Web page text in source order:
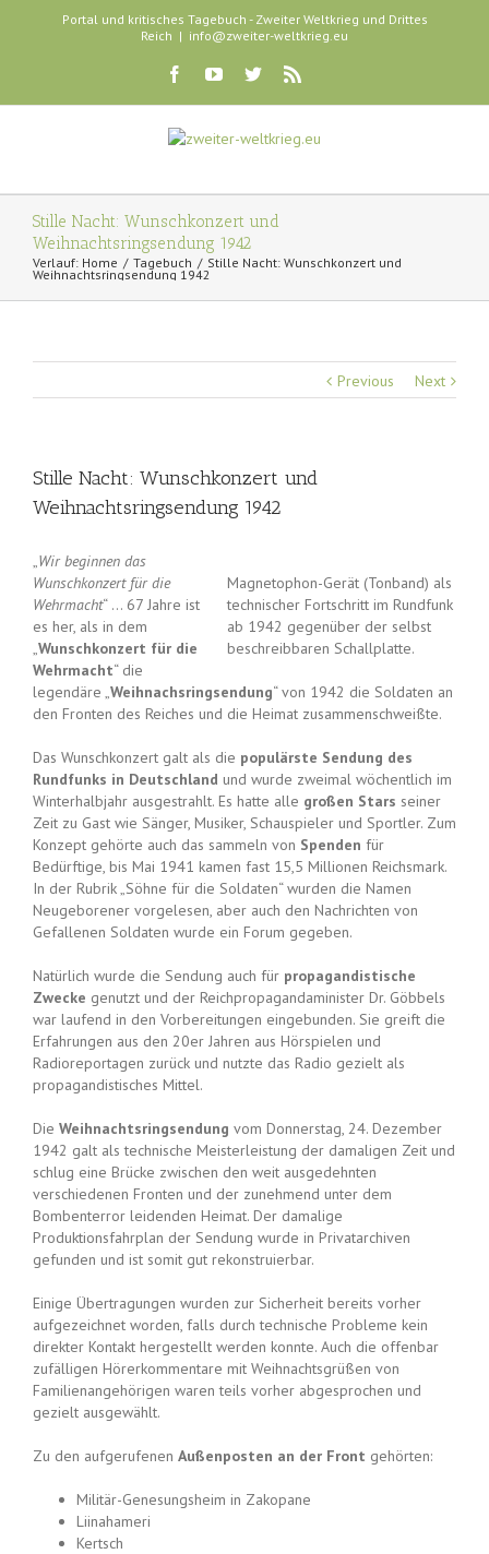
Portal und kritisches Tagebuch - Zweiter Weltkrieg und Drittes
Reich | info@zweiter-weltkrieg.eu
Stille Nacht: Wunschkonzert und
Weihnachtsringsendung 1942
Verlauf: Home Tagebuch Stille Nacht: Wunschkonzert und
Weihnachtsringsendung 1942
Previous Next
Stille Nacht: Wunschkonzert und
Weihnachtsringsendung 1942
Magnetophon-Gerät (Tonband) als
technischer Fortschritt im Rundfunk
ab 1942 gegenüber der selbst
beschreibbaren Schallplatte.
„Wir beginnen das
Wunschkonzert für die
Wehrmacht“ … 67 Jahre ist
es her, als in dem
„Wunschkonzert für die
Wehrmacht“ die
legendäre „Weihnachsringsendung“ von 1942 die Soldaten an
den Fronten des Reiches und die Heimat zusammenschweißte.
Das Wunschkonzert galt als die populärste Sendung des
Rundfunks in Deutschland und wurde zweimal wöchentlich im
Winterhalbjahr ausgestrahlt. Es hatte alle großen Stars seiner
Zeit zu Gast wie Sänger, Musiker, Schauspieler und Sportler. Zum
Konzept gehörte auch das sammeln von Spenden für
Bedürftige, bis Mai 1941 kamen fast 15,5 Millionen Reichsmark.
In der Rubrik „Söhne für die Soldaten“ wurden die Namen
Neugeborener vorgelesen, aber auch den Nachrichten von
Gefallenen Soldaten wurde ein Forum gegeben.
Natürlich wurde die Sendung auch für propagandistische
Zwecke genutzt und der Reichpropagandaminister Dr. Göbbels
war laufend in den Vorbereitungen eingebunden. Sie greift die
Erfahrungen aus den 20er Jahren aus Hörspielen und
Radioreportagen zurück und nutzte das Radio gezielt als
propagandistisches Mittel.
Die Weihnachtsringsendung vom Donnerstag, 24. Dezember
1942 galt als technische Meisterleistung der damaligen Zeit und
schlug eine Brücke zwischen den weit ausgedehnten
verschiedenen Fronten und der zunehmend unter dem
Bombenterror leidenden Heimat. Der damalige
Produktionsfahrplan der Sendung wurde in Privatarchiven
gefunden und ist somit gut rekonstruierbar.
Einige Übertragungen wurden zur Sicherheit bereits vorher
aufgezeichnet worden, falls durch technische Probleme kein
direkter Kontakt hergestellt werden konnte. Auch die offenbar
zufälligen Hörerkommentare mit Weihnachtsgrüßen von
Familienangehörigen waren teils vorher abgesprochen und
gezielt ausgewählt.
Zu den aufgerufenen Außenposten an der Front gehörten:
Militär-Genesungsheim in Zakopane
Liinahameri
Kertsch